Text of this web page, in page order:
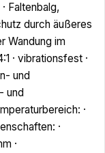
Faltenbalg,
durch äußeres
Wandung im
· vibrationsfest ·
und
und
·
·
·